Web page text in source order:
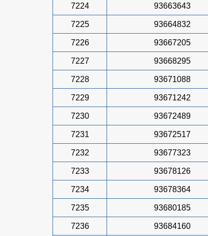
7224 93663643
7225 93664832
7226 93667205
7227 93668295
7228 93671088
7229 93671242
7230 93672489
7231 93672517
7232 93677323
7233 93678126
7234 93678364
7235 93680185
7236 93684160